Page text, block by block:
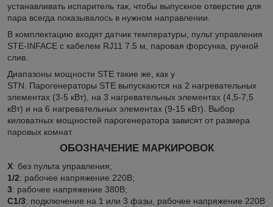
устанавливать испаритель так, чтобы выпускное отверстие для
пара всегда показывалось в нужном направлении.
В комплектацию входят датчик температуры, пульт управления
STE-INFACE с кабелем RJ11 7.5 м, паровая форсунка, ручной
слив.
Диапазоны мощности STE такие же, как у
STN. Парогенераторы STE выпускаются на 2 нагревательных
элементах (3-5 кВт), на 3 нагревательных элементах (4,5-7,5
кВт) и на 6 нагревательных элементах (9-15 кВт). Выбор
киловатных мощностей парогенератора зависят от размера
паровых комнат.
ОБОЗНАЧЕНИЕ МАРКИРОВОК
X: без пульта управления;
1/2: рабочее напряжение 220В;
3: рабочее напряжение 380В;
С1/3: подключение на 1 или 3 фазы, рабочее напряжение 220В